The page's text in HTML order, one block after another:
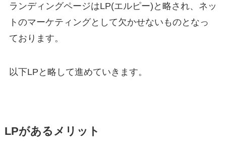
ランディングページはLP(エルピー)と略され、ネッ
トのマーケティングとして欠かせないものとなっ
ております。
以下LPと略して進めていきます。
LPがあるメリット